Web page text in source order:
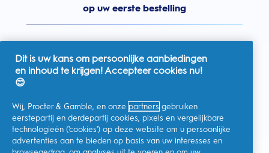
op uw eerste bestelling
Ik geef toestemming voor het ontvangen van
gepersonaliseerde communicatie met betrekking tot
aanbiedingen, nieuws en andere promotionele initiatieven van
Dit is uw kans om persoonlijke aanbiedingen
en inhoud te krijgen! Accepteer cookies nu!
😊
Wij, Procter & Gamble, en onze partners gebruiken
eerstepartij en derdepartij cookies, pixels en vergelijkbare
technologieën ('cookies') op deze website om u persoonlijke
advertenties aan te bieden op basis van uw interesses en